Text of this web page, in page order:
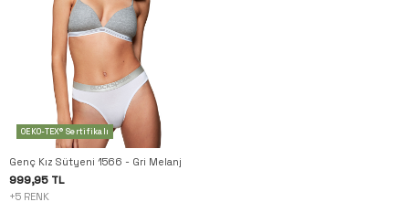
OEKO-TEX® Sertifikalı
Genç Kız Sütyeni 1566 - Gri Melanj
999,95 TL
+5 RENK